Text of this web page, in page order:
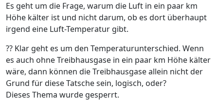
Es geht um die Frage, warum die Luft in ein paar km
Höhe kälter ist und nicht darum, ob es dort überhaupt
irgend eine Luft-Temperatur gibt.
?? Klar geht es um den Temperaturunterschied. Wenn
es auch ohne Treibhausgase in ein paar km Höhe kälter
wäre, dann können die Treibhausgase allein nicht der
Grund für diese Tatsche sein, logisch, oder?
Dieses Thema wurde gesperrt.